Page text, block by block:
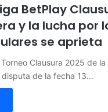
BetPlay
y la lucha por
se aprieta
Clausura 2025 de
disputa de la fecha 13…